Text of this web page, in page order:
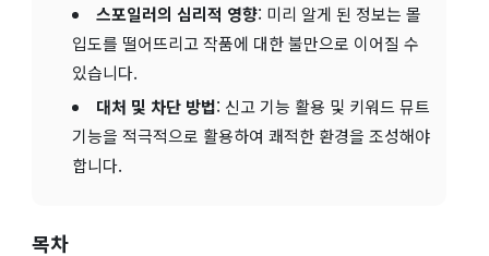
스포일러의 심리적 영향: 미리 알게 된 정보는 몰
입도를 떨어뜨리고 작품에 대한 불만으로 이어질 수
있습니다.
대처 및 차단 방법: 신고 기능 활용 및 키워드 뮤트
기능을 적극적으로 활용하여 쾌적한 환경을 조성해야
합니다.
목차